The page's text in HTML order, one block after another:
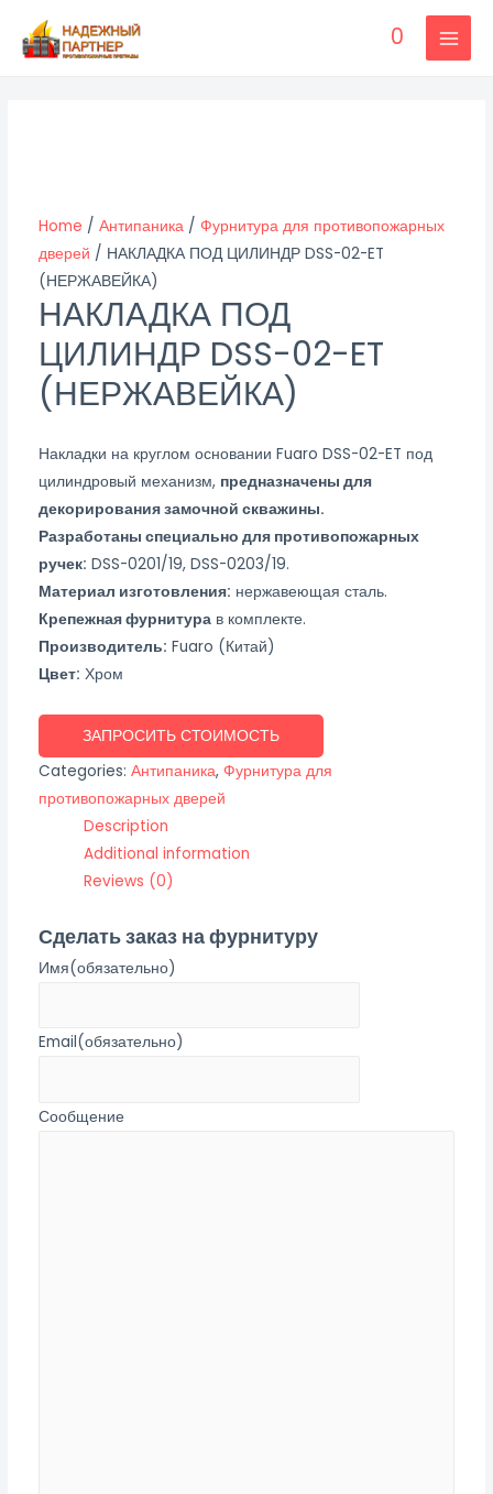
0
Home / Антипаника/ Фурнитура для противопожарных
дверей / НАКЛАДКА ПОД ЦИЛИНДР DSS-02-ET
(НЕРЖАВЕЙКА)
НАКЛАДКА ПОД
ЦИЛИНДР DSS-02-ET
(НЕРЖАВЕЙКА)
Накладки на круглом основании Fuaro DSS-02-ET под
цилиндровый механизм, предназначены для
декорирования замочной скважины.
Разработаны специально для противопожарных
ручек: DSS-0201/19, DSS-0203/19.
Материал изготовления: нержавеющая сталь.
Крепежная фурнитурав комплекте.
Производитель: Fuaro (Китай)
Цвет: Хром
ЗАПРОСИТЬ СТОИМОСТЬ
Categories: Антипаника, Фурнитура для
противопожарных дверей
Description
Additional information
Reviews (0)
Сделать заказ на фурнитуру
Имя(обязательно)
Email(обязательно)
Сообщение